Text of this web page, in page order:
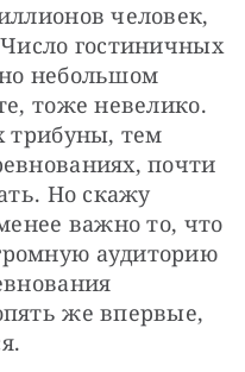
человек,
гостиничных
небольшом
тоже невелико.
трибуны, тем
почти
Но скажу
важно то, что
аудиторию
же впервые,